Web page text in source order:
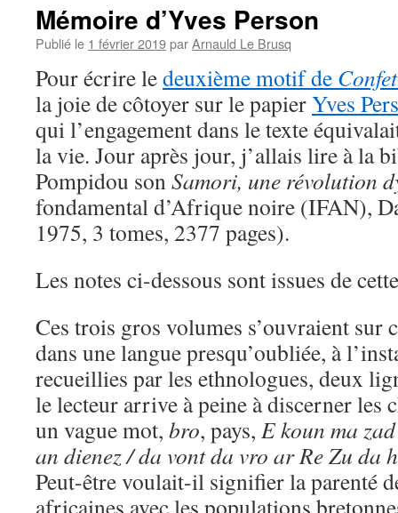
Mémoire d’Yves Person
Publié le 1 février 2019parArnauld Le Brusq
Pour écrire ledeuxième motif de
la joie de côtoyer sur le papierYves
qui l’engagement dans le texte
la vie. Jour après jour, j’allais lire à la
Pompidou sonSamori, une révolution
fondamental d’Afrique noire (IFAN),
1975, 3 tomes, 2377 pages).
Les notes ci-dessous sont issues de
Ces trois gros volumes s’ouvraient sur
dans une langue presqu’oubliée, à
recueillies par les ethnologues, deux
le lecteur arrive à peine à discerner les
un vague mot, bro, pays, E koun ma
an dienez / da vont da vro ar Re Zu da
Peut-être voulait-il signifier la parenté
africaines avec les populations